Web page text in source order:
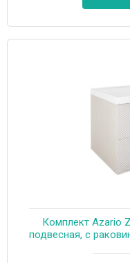
Комплект Azario
подвесная, с